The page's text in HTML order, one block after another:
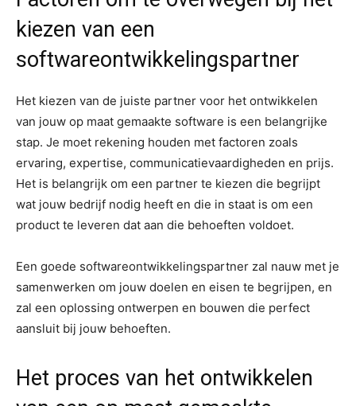
kiezen van een
softwareontwikkelingspartner
Het kiezen van de juiste partner voor het ontwikkelen
van jouw op maat gemaakte software is een belangrijke
stap. Je moet rekening houden met factoren zoals
ervaring, expertise, communicatievaardigheden en prijs.
Het is belangrijk om een partner te kiezen die begrijpt
wat jouw bedrijf nodig heeft en die in staat is om een
product te leveren dat aan die behoeften voldoet.
Een goede softwareontwikkelingspartner zal nauw met je
samenwerken om jouw doelen en eisen te begrijpen, en
zal een oplossing ontwerpen en bouwen die perfect
aansluit bij jouw behoeften.
Het proces van het ontwikkelen